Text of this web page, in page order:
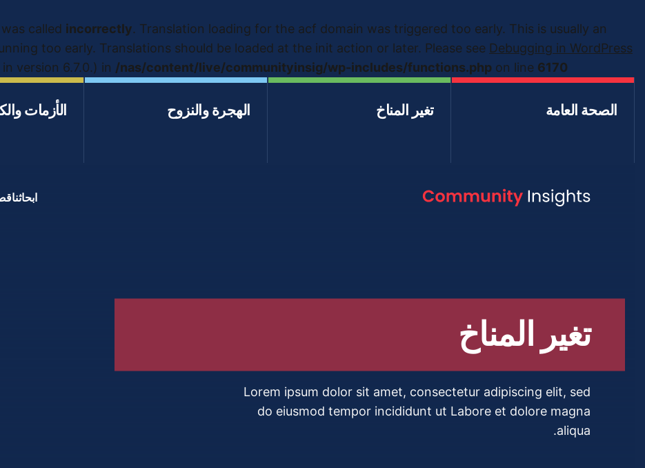
called incorrectly. Translation loading for the acf domain was triggered too early. This is usually an
too early. Translations should be loaded at the init action or later. Please see Debugging in WordPress
version 6.7.0.) in /nas/content/live/communityinsig/wp-includes/functions.php on line 6170
الصحة العامة تغير المناخ الهجرة والنزوح الأزمات
ابحاثناعنصر
تغير المناخ
Lorem ipsum dolor sit amet, consectetur adipiscing elit, sed
do eiusmod tempor incididunt ut Labore et dolore magna
aliqua.